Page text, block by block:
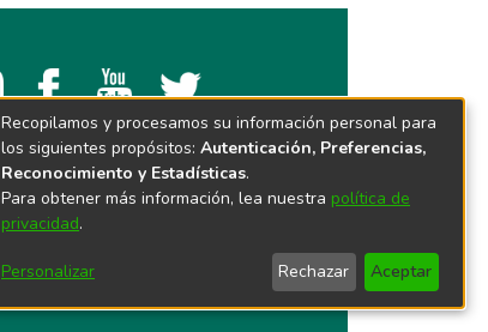
Recopilamos y procesamos su información personal para
los siguientes propósitos: Autenticación, Preferencias,
Reconocimiento y Estadísticas.
Para obtener más información, lea nuestra política de
privacidad.
Personalizar Rechazar Aceptar